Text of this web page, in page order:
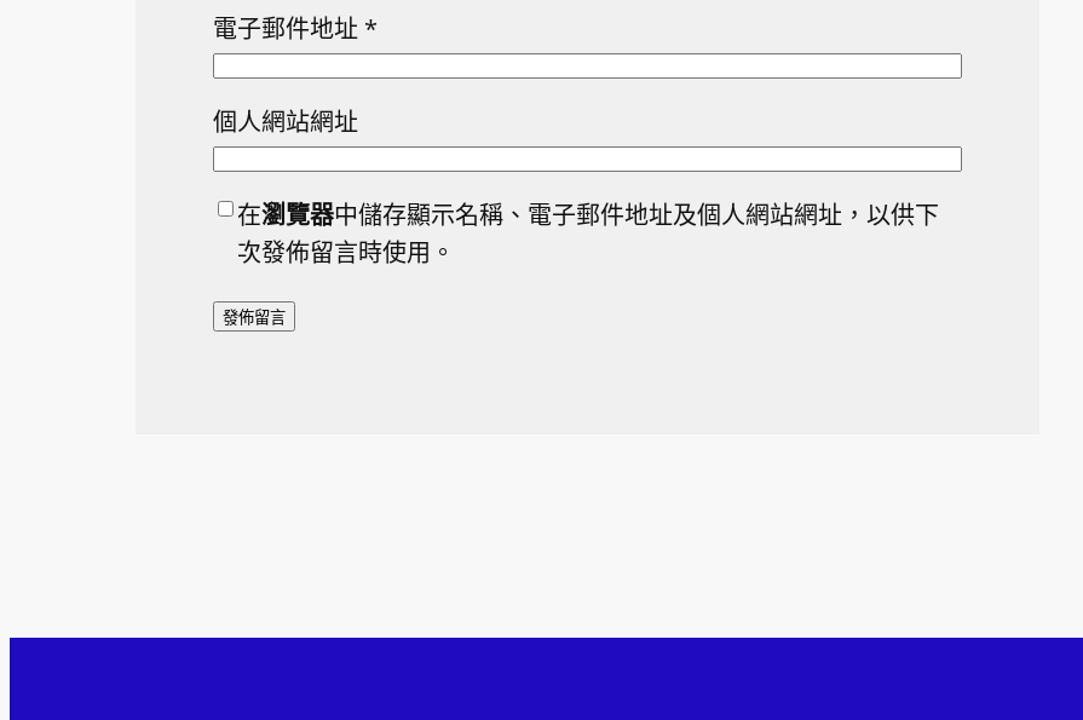
電子郵件地址 *
個人網站網址
在瀏覽器中儲存顯示名稱、電子郵件地址及個人網站網址，以供下
次發佈留言時使用。